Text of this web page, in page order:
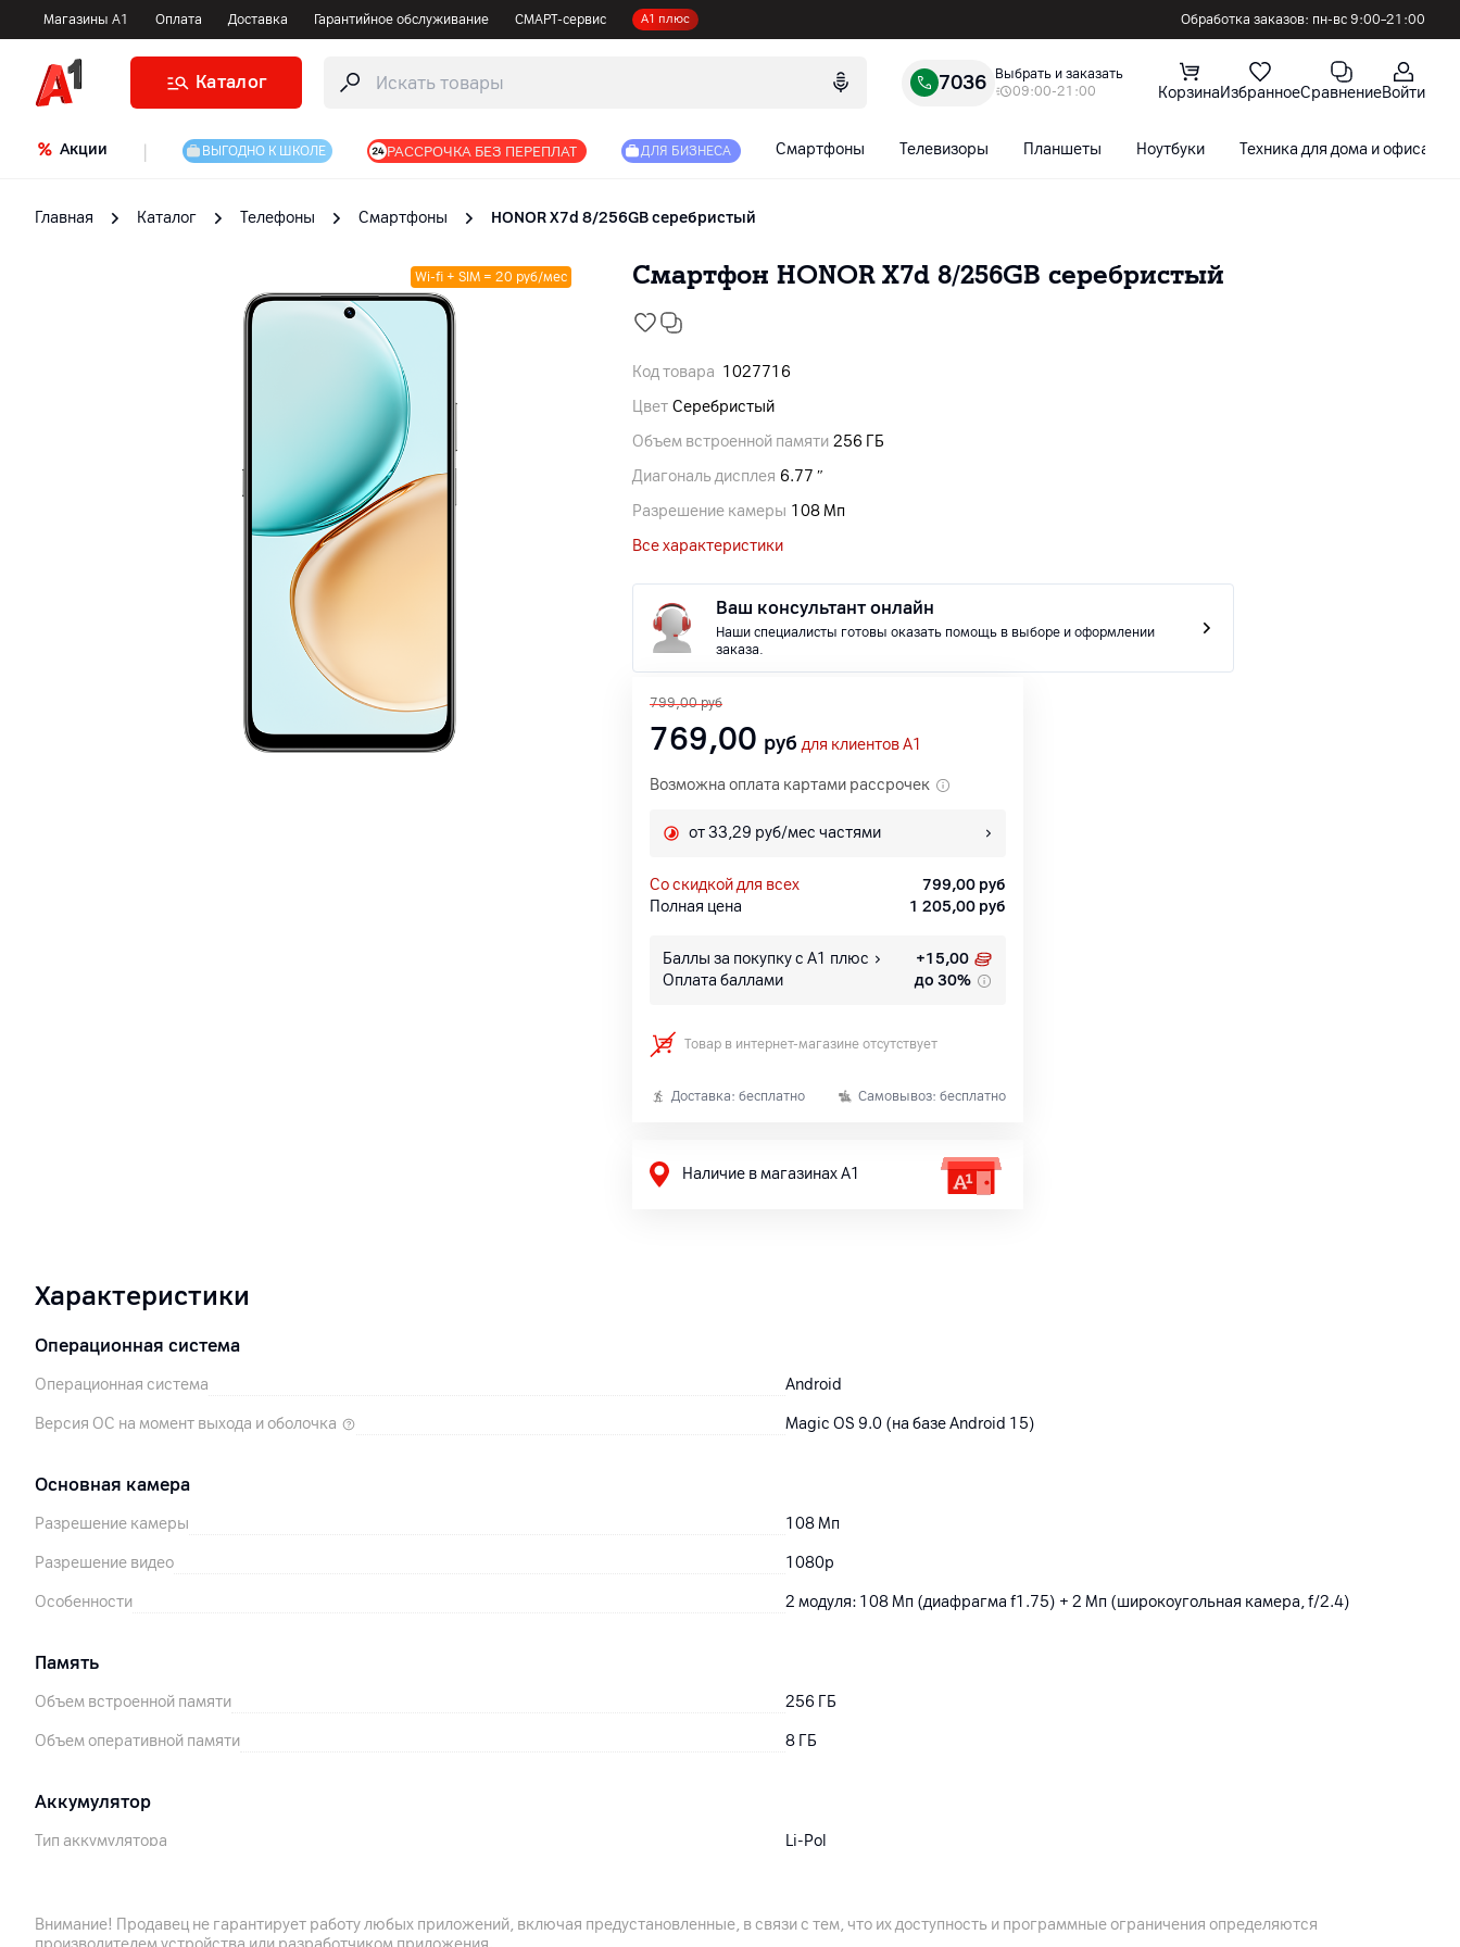
Магазины А1 Оплата Доставка Гарантийное обслуживание СМАРТ-сервис А1 плюс Обработка заказов: пн-вс 9:00–21:00
Каталог 7036
Выбрать и заказать
09:00-21:00
КорзинаИзбранноеСравнениеВойти
Акции ВЫГОДНО К ШКОЛЕ РАССРОЧКА БЕЗ ПЕРЕПЛАТ ДЛЯ БИЗНЕСА Смартфоны Телевизоры Планшеты Ноутбуки Техника для дома и офиса
Главная Каталог Телефоны Смартфоны HONOR X7d 8/256GB серебристый
Wi-fi + SIM = 20 руб/мес Смартфон HONOR X7d 8/256GB серебристый
Код товара 1027716
Цвет Серебристый
Объем встроенной памяти 256 ГБ
Диагональ дисплея 6.77 ″
Разрешение камеры 108 Мп
Все характеристики
Ваш консультант онлайн
Наши специалисты готовы оказать помощь в выборе и оформлении
заказа.
799,00 руб
769,00 руб для клиентов A1
Возможна оплата картами рассрочек
от 33,29 руб/мес частями
со скидкой для всех 799,00 руб
Полная цена
1 205,00 руб
Баллы за покупку с А1 плюс +15,00
Оплата баллами
до 30%
Товар в интернет-магазине отсутствует
Доставка: бесплатно Самовывоз: бесплатно
Наличие в магазинах А1
Характеристики
Операционная система
Операционная система Android
Версия ОС на момент выхода и оболочка Magic OS 9.0 (на базе Android 15)
Основная камера
Разрешение камеры 108Мп
Разрешение видео 1080p
Особенности 2 модуля: 108 Мп (диафрагма f1.75) + 2 Мп (широкоугольная камера, f/2.4)
Память
Объем встроенной памяти 256 ГБ
Объем оперативной памяти 8 ГБ
Аккумулятор
Тип аккумулятора Li-Pol
Поддержка технологии быстрой зарядки да
Внимание! Продавец не гарантирует работу любых приложений, включая предустановленные, в связи с тем, что их доступность и программные ограничения определяются